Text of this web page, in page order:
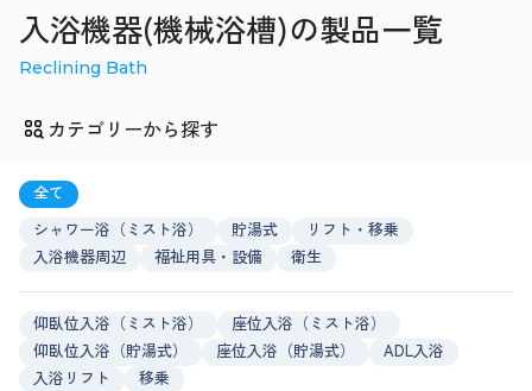
入浴機器(機械浴槽)の製品一覧
Reclining Bath
カテゴリーから探す
全て
シャワー浴（ミスト浴）
貯湯式
リフト・移乗
入浴機器周辺
福祉用具・設備 衛生
仰臥位入浴（ミスト浴）
座位入浴（ミスト浴）
仰臥位入浴（貯湯式）
座位入浴（貯湯式）
ADL入浴
入浴リフト
移乗